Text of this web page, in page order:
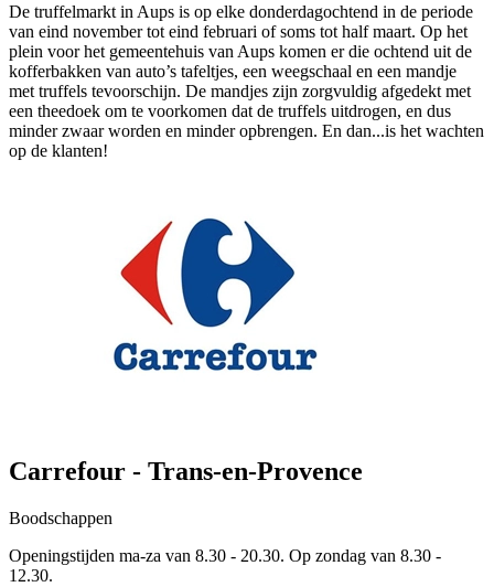
De truffelmarkt in Aups is op elke donderdagochtend in de periode
van eind november tot eind februari of soms tot half maart. Op het
plein voor het gemeentehuis van Aups komen er die ochtend uit de
kofferbakken van auto’s tafeltjes, een weegschaal en een mandje
met truffels tevoorschijn. De mandjes zijn zorgvuldig afgedekt met
een theedoek om te voorkomen dat de truffels uitdrogen, en dus
minder zwaar worden en minder opbrengen. En dan...is het wachten
op de klanten!
Carrefour - Trans-en-Provence
Boodschappen
Openingstijden ma-za van 8.30 - 20.30. Op zondag van 8.30 -
12.30.